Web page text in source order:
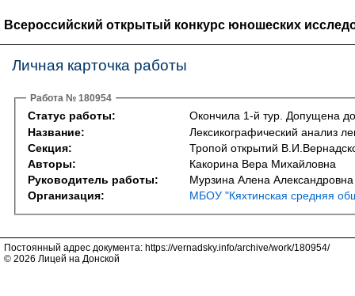
Всероссийский открытый конкурс юношеских
Личная карточка работы
Работа № 180954
Статус работы:
Окончила 1-й тур. Допущена
Название:
Лексикографический анализ
Секция:
Тропой открытий
Авторы:
Какорина Вера Михайловна
Руководитель работы:
Мурзина Алена Александровна
Организация:
МБОУ "Кяхтинская средняя
Постоянный адрес документа: https://vernadsky.info/archive/work/180954/
© 2026 Лицей на Донской